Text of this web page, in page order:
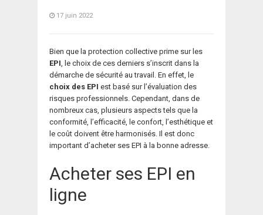
17 juin 2022
Bien que la protection collective prime sur les
EPI, le choix de ces derniers s’inscrit dans la
démarche de sécurité au travail. En effet, le
choix des EPI est basé sur l’évaluation des
risques professionnels. Cependant, dans de
nombreux cas, plusieurs aspects tels que la
conformité, l’efficacité, le confort, l’esthétique et
le coût doivent être harmonisés. Il est donc
important d’acheter ses EPI à la bonne adresse.
Acheter ses EPI en
ligne